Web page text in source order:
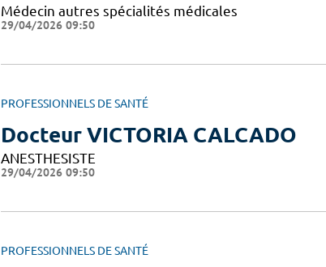
Médecin autres spécialités médicales
29/04/2026 09:50
PROFESSIONNELS DE SANTÉ
Docteur VICTORIA CALCADO
ANESTHESISTE
29/04/2026 09:50
PROFESSIONNELS DE SANTÉ